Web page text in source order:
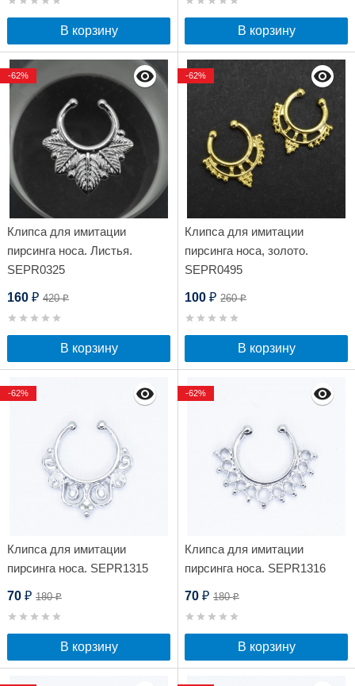
В корзину В корзину
Клипса для имитации
пирсинга носа. Листья.
SEPR0325
160 ₽ 420₽
В корзину
-62%
Клипса для имитации
пирсинга носа, золото.
SEPR0495
100 ₽ 260₽
В корзину
-62%
Клипса для имитации
пирсинга носа. SEPR1315
70 ₽ 180₽
В корзину
-62%
Клипса для имитации
пирсинга носа. SEPR1316
70 ₽ 180₽
В корзину
-62%